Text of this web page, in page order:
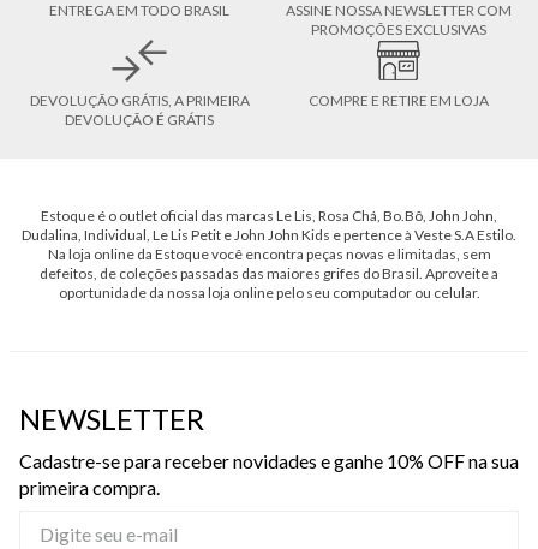
ENTREGA EM TODO BRASIL
ASSINE NOSSA NEWSLETTER COM
PROMOÇÕES EXCLUSIVAS
DEVOLUÇÃO GRÁTIS, A PRIMEIRA
DEVOLUÇÃO É GRÁTIS
COMPRE E RETIRE EM LOJA
Estoque é o outlet oficial das marcas Le Lis, Rosa Chá, Bo.Bô, John John,
Dudalina, Individual, Le Lis Petit e John John Kids e pertence à Veste S.A Estilo.
Na loja online da Estoque você encontra peças novas e limitadas, sem
defeitos, de coleções passadas das maiores grifes do Brasil. Aproveite a
oportunidade da nossa loja online pelo seu computador ou celular.
NEWSLETTER
Cadastre-se para receber novidades e ganhe 10% OFF na sua
primeira compra.